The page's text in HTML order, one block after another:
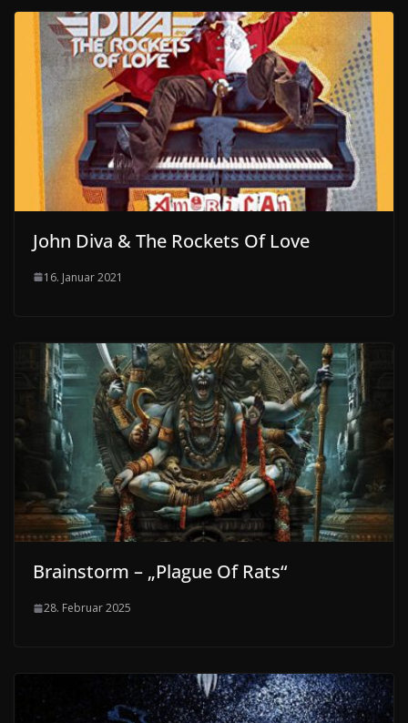
John Diva & The Rockets Of Love
16. Januar 2021
Brainstorm – „Plague Of Rats“
28. Februar 2025